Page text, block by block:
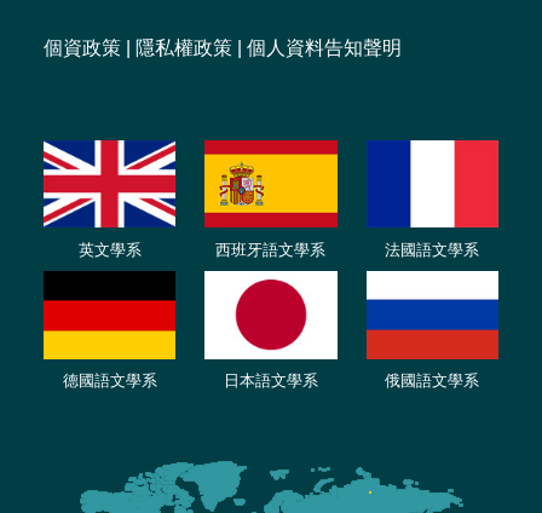
個資政策 隱私權政策 個人資料告知聲明
英文學系 西班牙語文學系 法國語文學系
德國語文學系 日本語文學系 俄國語文學系